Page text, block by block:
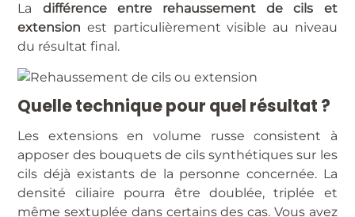
La différence entre rehaussement de cils et
extension est particulièrement visible au niveau
du résultat final.
Quelle technique pour quel résultat ?
Les extensions en volume russe consistent à
apposer des bouquets de cils synthétiques sur les
cils déjà existants de la personne concernée. La
densité ciliaire pourra être doublée, triplée et
même sextuplée dans certains des cas. Vous avez